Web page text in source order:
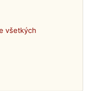
všetkých